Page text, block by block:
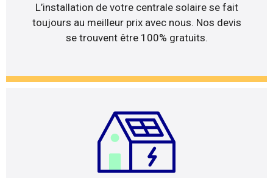
L’installation de votre centrale solaire se fait
toujours au meilleur prix avec nous. Nos devis
se trouvent être 100% gratuits.